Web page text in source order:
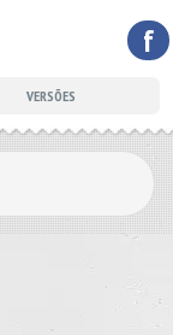
f
VERSÕES